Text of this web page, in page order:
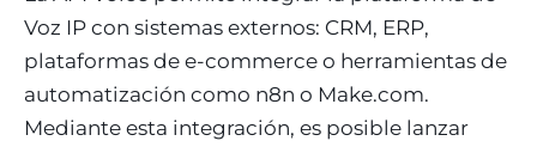
Voz IP con sistemas externos: CRM, ERP,
plataformas de e-commerce o herramientas de
automatización como n8n o Make.com.
Mediante esta integración, es posible lanzar